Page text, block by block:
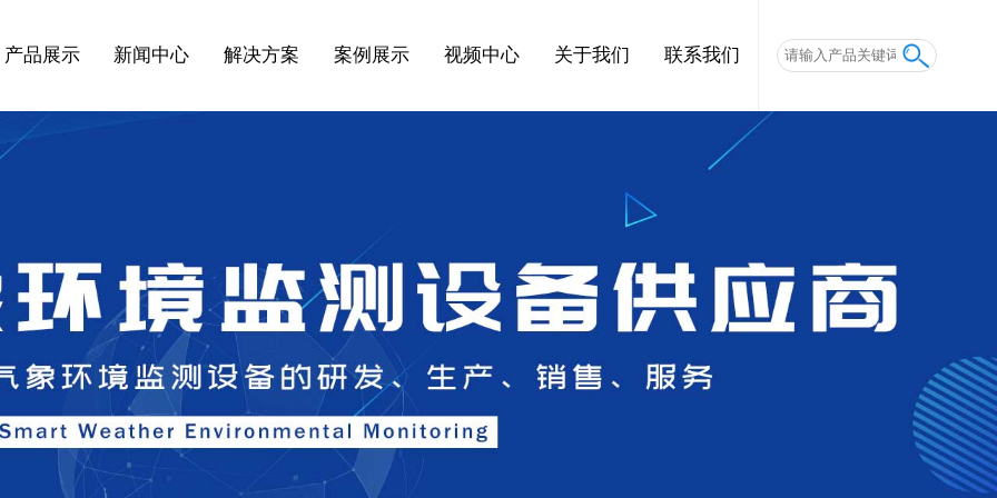
产品展示 新闻中心 解决方案 案例展示 视频中心 关于我们 联系我们